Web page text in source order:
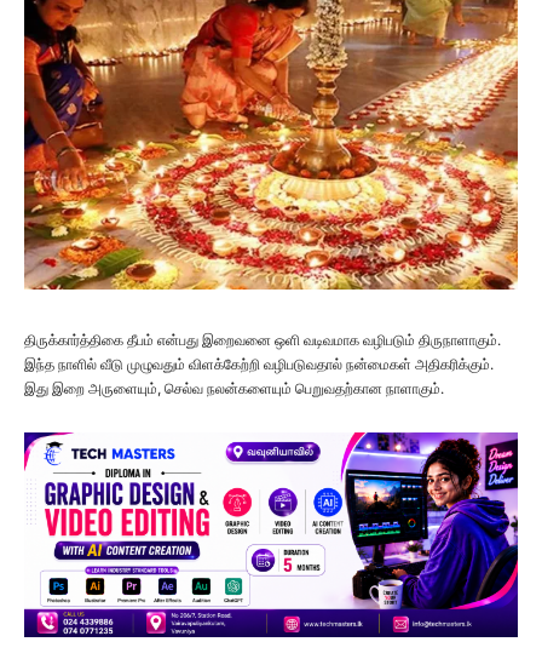
திருக்கார்த்திகை தீபம் என்பது இறைவனை ஒளி வடிவமாக வழிபடும் திருநாளாகும்.
இந்த நாளில் வீடு முழுவதும் விளக்கேற்றி வழிபடுவதால் நன்மைகள் அதிகரிக்கும்.
இது இறை அருளையும், செல்வ நலன்களையும் பெறுவதற்கான நாளாகும்.